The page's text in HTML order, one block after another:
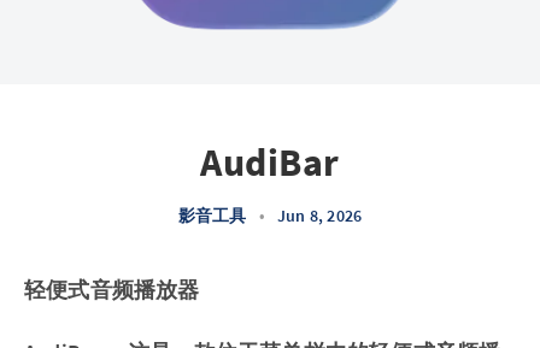
AudiBar
影音工具 • Jun 8, 2026
轻便式音频播放器